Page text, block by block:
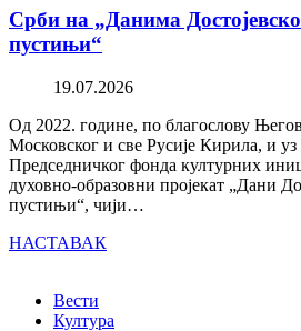
Срби на „Данима
пустињи“
19.07.2026
Од 2022. године, по благослову
Московског и све Русије Кирила, и
Председничког фонда културних
духовно-образовни пројекат „Дани
пустињи“, чији…
НАСТАВАК
Вести
Култура